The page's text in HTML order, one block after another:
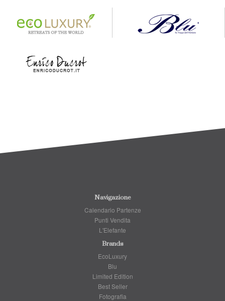
Navigazione
Calendario Partenze
Punti Vendita
L'Elefante
Brands
EcoLuxury
Blu
Limited Edition
Best Seller
Fotografia